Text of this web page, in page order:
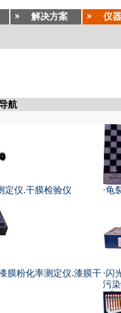
解决方案 仪
航
定仪.干膜检验仪 ·龟
膜粉化率测定仪.漆膜干·闪
污